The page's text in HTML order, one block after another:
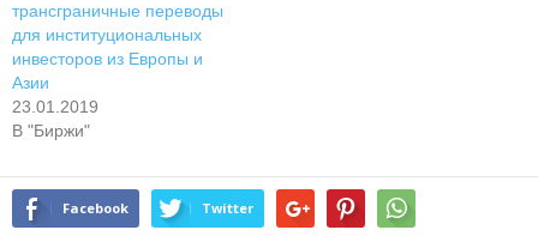
трансграничные переводы
для институциональных
инвесторов из Европы и
Азии
23.01.2019
В "Биржи"
Facebook Twitter